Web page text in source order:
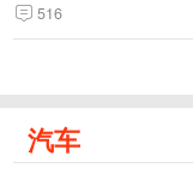
516
汽车